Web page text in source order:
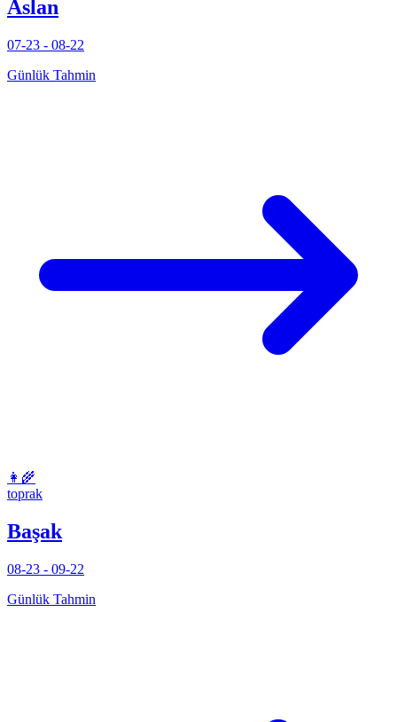
Aslan
07-23 - 08-22
Günlük Tahmin
👩‍🌾
toprak
Başak
08-23 - 09-22
Günlük Tahmin